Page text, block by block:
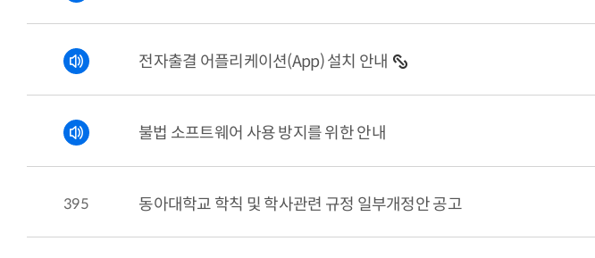
전자출결 어플리케이션(App) 설치 안내
불법 소프트웨어 사용 방지를 위한 안내
395 동아대학교 학칙 및 학사관련 규정 일부개정안 공고